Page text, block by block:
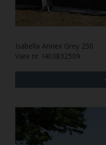
Isabella Annex Grey 250
Vare nr. I403832509